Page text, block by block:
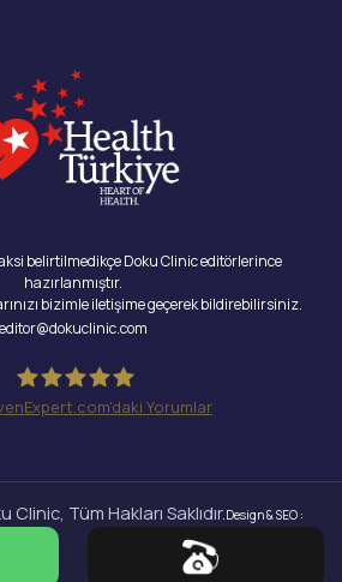
belirtilmedikçe Doku Clinic editörlerince
hazırlanmıştır.
bizimle iletişime geçerek bildirebilirsiniz.
editor@dokuclinic.com
Yorumlar
Tüm Hakları Saklıdır. Design & SEO :